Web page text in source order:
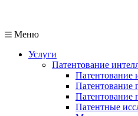
Меню
Услуги
Патентование
Патентование
Патентование
Патентование
Патентные